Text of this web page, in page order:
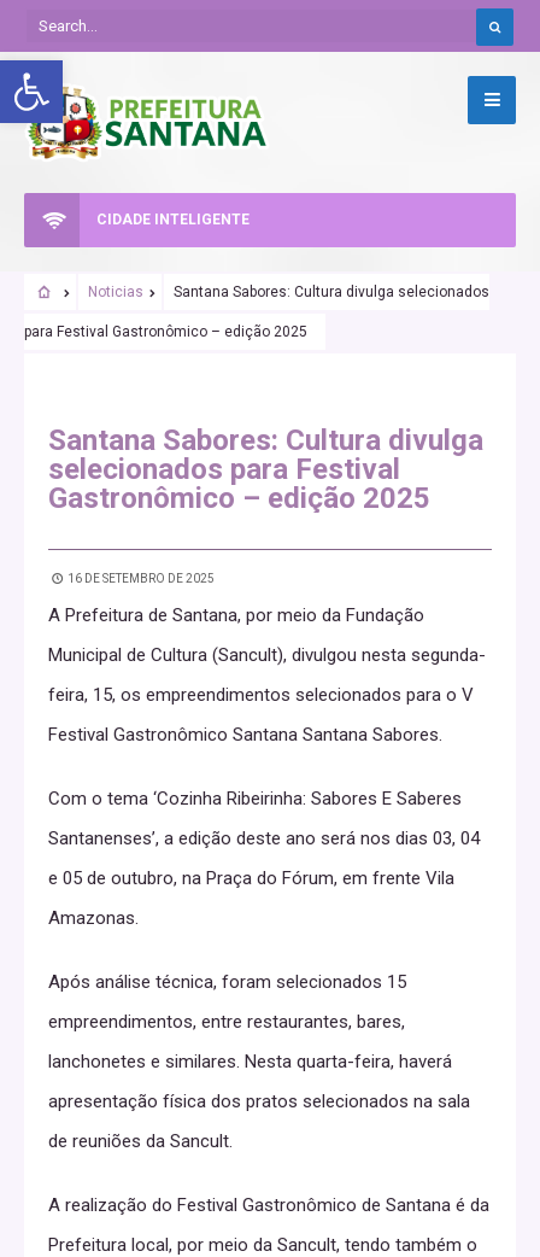
Abrir a barra de ferramentas
CIDADE INTELIGENTE
Noticias Santana Sabores: Cultura divulga selecionados
para Festival Gastronômico – edição 2025
Santana Sabores: Cultura divulga
selecionados para Festival
Gastronômico – edição 2025
16 DE SETEMBRO DE 2025
A Prefeitura de Santana, por meio da Fundação
Municipal de Cultura (Sancult), divulgou nesta segunda-
feira, 15, os empreendimentos selecionados para o V
Festival Gastronômico Santana Santana Sabores.
Com o tema ‘Cozinha Ribeirinha: Sabores E Saberes
Santanenses’, a edição deste ano será nos dias 03, 04
e 05 de outubro, na Praça do Fórum, em frente Vila
Amazonas.
Após análise técnica, foram selecionados 15
empreendimentos, entre restaurantes, bares,
lanchonetes e similares. Nesta quarta-feira, haverá
apresentação física dos pratos selecionados na sala
de reuniões da Sancult.
A realização do Festival Gastronômico de Santana é da
Prefeitura local, por meio da Sancult, tendo também o